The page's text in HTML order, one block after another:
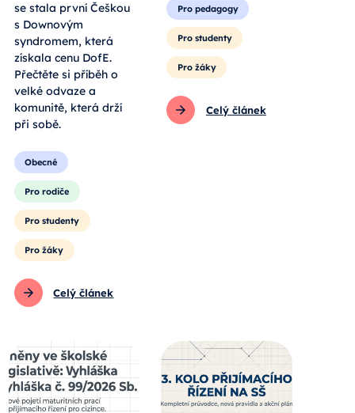
se stala první Češkou
s Downovým
syndromem, která
získala cenu DofE.
Přečtěte si příběh o
velké odvaze a
komunitě, která drží
při sobě.
Obecné
Pro rodiče
Pro studenty
Pro žáky
Celý článek
Pro pedagogy
Pro studenty
Pro žáky
Celý článek